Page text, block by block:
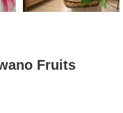
Fruits